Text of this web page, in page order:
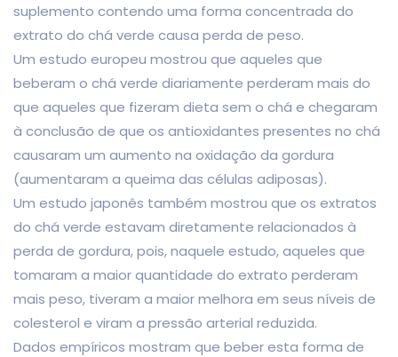
suplemento contendo uma forma concentrada do
extrato do chá verde causa perda de peso.
Um estudo europeu mostrou que aqueles que
beberam o chá verde diariamente perderam mais do
que aqueles que fizeram dieta sem o chá e chegaram
à conclusão de que os antioxidantes presentes no chá
causaram um aumento na oxidação da gordura
(aumentaram a queima das células adiposas).
Um estudo japonês também mostrou que os extratos
do chá verde estavam diretamente relacionados à
perda de gordura, pois, naquele estudo, aqueles que
tomaram a maior quantidade do extrato perderam
mais peso, tiveram a maior melhora em seus níveis de
colesterol e viram a pressão arterial reduzida.
Dados empíricos mostram que beber esta forma de